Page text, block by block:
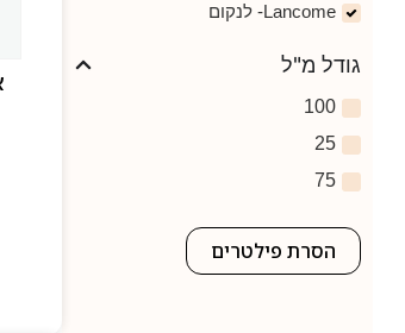
Lancome- לנקום
גודל מ"ל
100
25
75
הסרת פילטרים